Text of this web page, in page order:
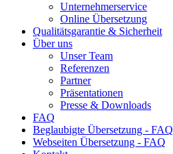
Unternehmerservice
Online Übersetzung
Qualitätsgarantie & Sicherheit
Über uns
Unser Team
Referenzen
Partner
Präsentationen
Presse & Downloads
FAQ
Beglaubigte Übersetzung - FAQ
Webseiten Übersetzung - FAQ